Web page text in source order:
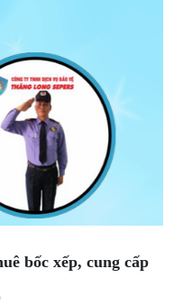
bốc xếp, cung cấp